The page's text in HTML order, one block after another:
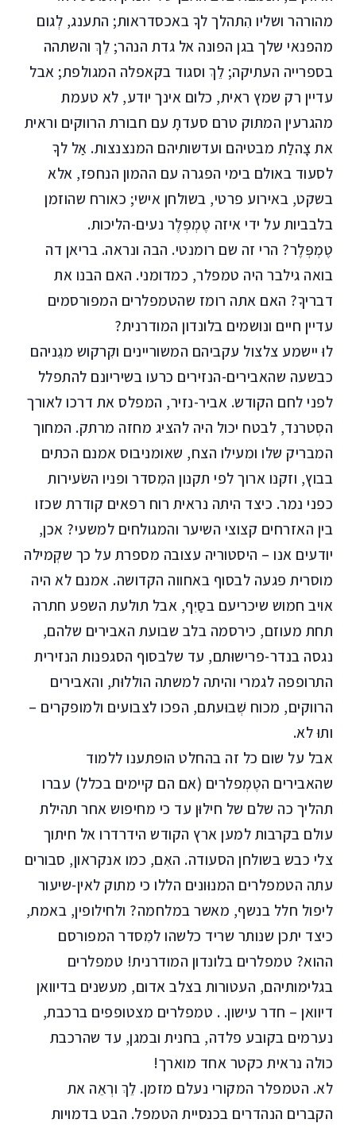
מהורהר ושליו הִתהלך לךָ באכסדראות; התענג, לְגום
מהפנאי שלך בגן הפונה אל גדת הנהר; לֵךְ והשתהה
בספרייה העתיקה; לֵךְ וסגוד בקאפלה המגולפת; אבל
עדיין רק שמץ ראית, כלום אינך יודע, לא טעמת
מהגרעין המתוק טרם סעדתָ עם חבורת הרווקים וראית
את צָהלַת מבטיהם ועדשותיהם המנצנצות. אַל לךָ
לסעוד באולם בימי הפגרה עם ההמון הנחפז, אלא
בשקט, באירוע פרטי, בשולחן אישי; כאורח שהוזמן
בלבביות על ידי איזה טֶמְפְּלֶר נעים-הליכות.
טֶמְפְּלֶר? הרי זה שם רומנטי. הבה ונראה. בריאן דה
בואה גילבר היה טמפלר, כמדומני. האם הבנו את
דבריךָ? האם אתה רומז שהטמפלרים המפורסמים
עדיין חיים ונושמים בלונדון המודרנית?
לוּ יישמע צלצול עקביהם המשוריינים וקִרקוש מגֵניהם
כבשעה שהאבירים-הנזירים כרעו בשיריונם להתפלל
לפני לחם הקודש. אביר-נזיר, המפלס את דרכו לאורך
הסְטרנד, לבטח יכול היה להציג מחזה מרתק. המחוך
המבריק שלו ומעילו הצח, שאומניבוס אמנם הכתים
בבוץ, וזקנו ארוך לפי תקנון המִסדר ופניו השׂעירות
כפני נמר. כיצד היתה נראית רוח רפאים קודרת שכזו
בין האזרחים קצוצי השיער והמגולחים למשעי? אכן,
יודעים אנו – היסטוריה עצובה מספרת על כך שקְמילה
מוסרית פגעה לבסוף באחווה הקדושה. אמנם לא היה
אויב חמוש שיכריעם בסַיִף, אבל תולעת השפע חתרה
תחת מעוזם, כירסמה בלב שבועת האבירים שלהם,
נגסה בנדר-פרישוּתם, עד שלבסוף הסגפנות הנזירית
התרופפה לגמרי והיתה למשתה הוללוּת, והאבירים
הרווקים, מכוח שְׁבוּעתם, הפכו לצבועים ולמופקרים –
ותוּ לא.
אבל על שום כל זה בהחלט הופתענו ללמוד
שהאבירים הטֶמְפלרים (אם הם קיימים בכלל) עברו
תהליך כה שלם של חילוּן עד כי מחיפוש אחר תהילת
עולם בקרבות למען ארץ הקודש הידרדרו אל חיתוך
צלי כבש בשולחן הסעודה. האִם, כמו אנקראון, סבורים
עתה הטמפלרים המנוּונים הללו כי מתוק לאין-שיעור
ליפול חלל בנשף, מאשר במלחמה? ולחילופין, באמת,
כיצד יתכן שנותר שריד כלשהו למִסדר המפורסם
ההוא? טמפלרים בלונדון המודרנית! טמפלרים
בגלימותיהם, העטורות בצלב אדום, מעשנים בדיוואן
דיוואן – חדר עישון. . טמפלרים מצטופפים ברכבת,
נערמים בקובע פלדה, בחנית ובמגן, עד שהרכבת
כולה נראית כקטר אחד מוארך!
לא. הטמפלר המקורי נעלם מזמן. לֵךְ ורְאֵה את
הקברים הנהדרים בכנסיית הטמפל. הבט בדמויות